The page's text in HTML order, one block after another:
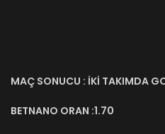
MAÇ SONUCU : İKİ TAKIMDA
BETNANO ORAN :1.70